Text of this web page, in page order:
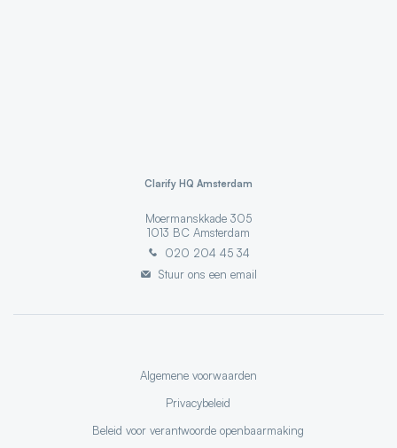
Clarify HQ Amsterdam
Moermanskkade 305
1013 BC Amsterdam
020 204 45 34
Stuur ons een email
Algemene voorwaarden
Privacybeleid
Beleid voor verantwoorde openbaarmaking